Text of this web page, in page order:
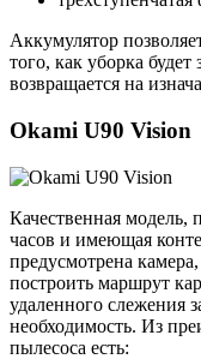
Аккумулятор
того, как уборка
возвращается на
Okami U90 Vision
Качественная модель,
часов и имеющая
предусмотрена
построить маршрут
удаленного слежения
необходимость. Из
пылесоса есть: